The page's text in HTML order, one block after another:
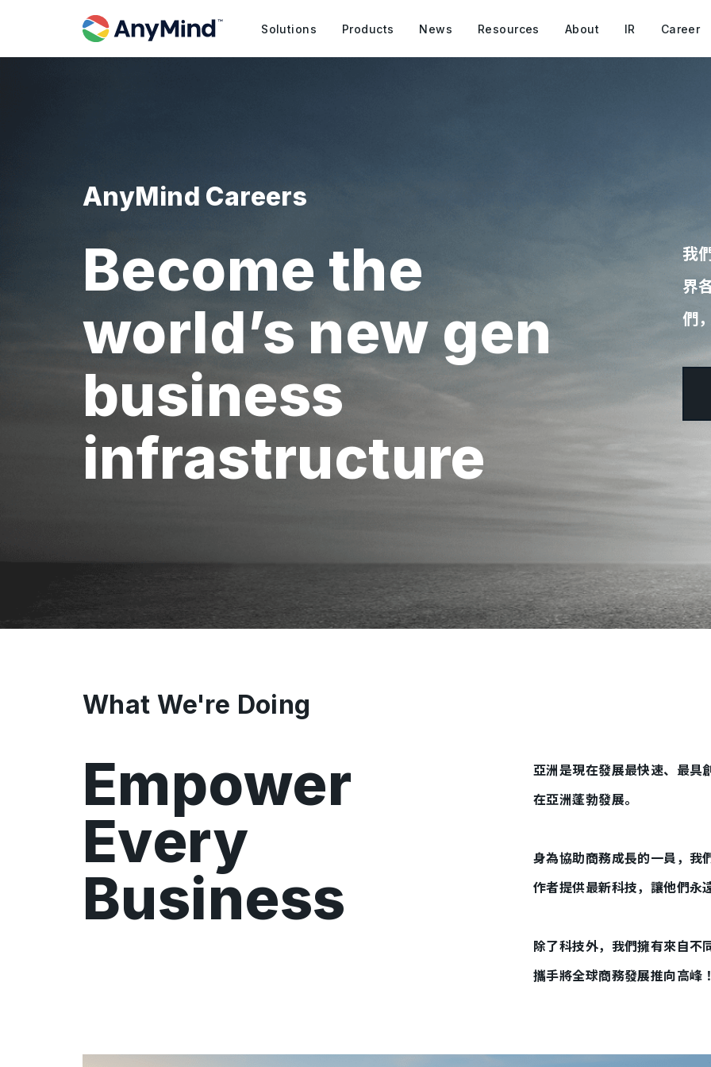
Solutions Products News Resources About IR Career
AnyMind Careers
Become the
world’s new gen
business
infrastructure
我
界
們
What We're Doing
Empower
Every
Business
亞洲是現在發展最快速、最具
在亞洲蓬勃發展。
身為協助商務成長的一員，我
作者提供最新科技，讓他們永
除了科技外，我們擁有來自不
攜手將全球商務發展推向高峰